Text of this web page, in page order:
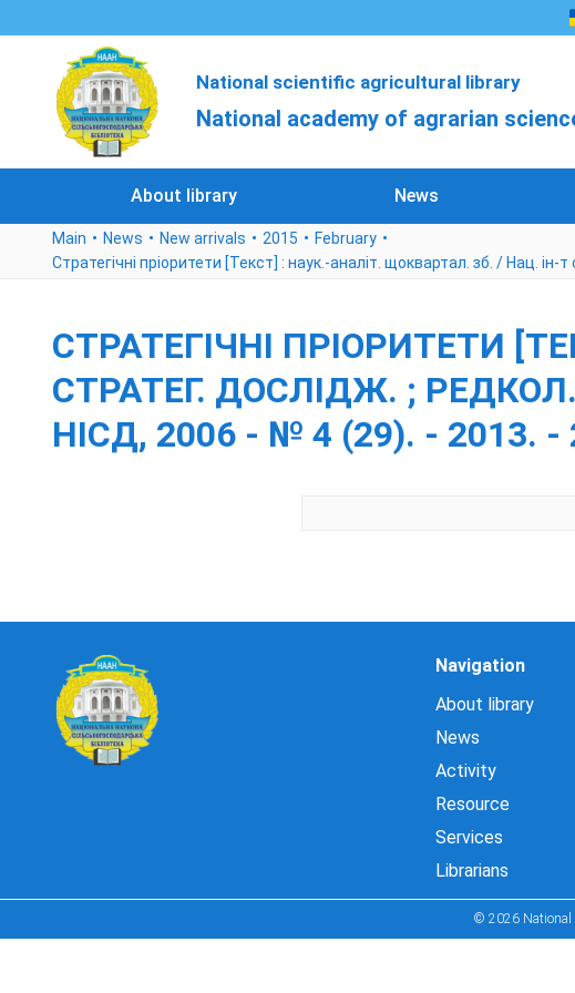
National scientific agricultural library
National academy of agrarian
About library News
Main News New arrivals 2015
February
Стратегічні пріоритети [Текст] : наук.-аналіт. щоквартал. зб. / Нац.
СТРАТЕГІЧНІ ПРІОРИТЕТИ
СТРАТЕГ. ДОСЛІДЖ. ;
НІСД, 2006 - № 4 (29). - 2013. -
Navigation
About library
News
Activity
Resource
Services
Librarians
© 2026 National